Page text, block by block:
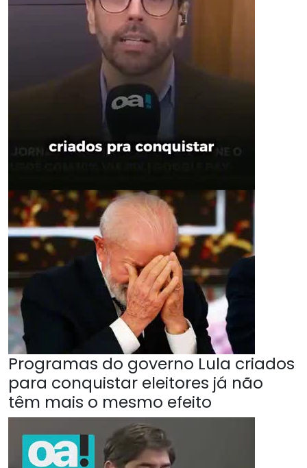
Programas do governo Lula criados
para conquistar eleitores já não
têm mais o mesmo efeito